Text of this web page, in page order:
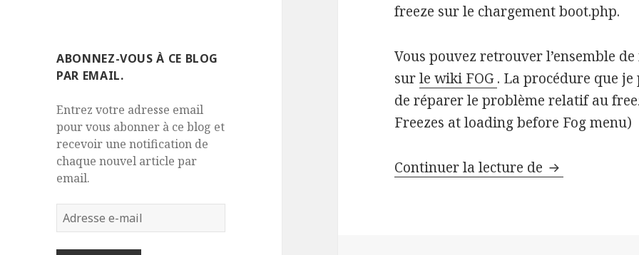
ABONNEZ-VOUS À CE BLOG
PAR EMAIL.
Entrez votre adresse email
pour vous abonner à ce blog et
recevoir une notification de
chaque nouvel article par
email.
Adresse
e-
mail
freeze sur le chargement boot.php.
Vous pouvez retrouver l’ensemble
surle wiki FOG . La procédure que
de réparer le problème relatif au
Freezes at loading before Fog menu)
Continuer la lecture de Alternative au